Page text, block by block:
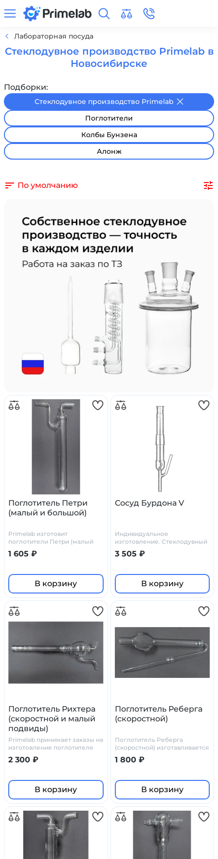
Лабораторная посуда
Стеклодувное производство Primelab в
Новосибирске
Подборки:
Стеклодувное производство Primelab
Поглотители
Колбы Бунзена
Алонж
По умолчанию
Поглотитель Петри
(малый и большой)
Primelab изготовит
поглотители Петри (малый
или большой) по
индивидуальному заказу, по
1 605 ₽
В корзину
Сосуд Бурдона V
Индивидуальное
изготовление. Стеклодувный
цех Primelab
3 505 ₽
В корзину
Поглотитель Рихтера
(скоростной и малый
подвиды)
Primelab принимает заказы на
изготовление поглотителя
Рихтера по нашим чертежам,
или по ТЗ и чертежам
2 300 ₽
В корзину
Поглотитель Реберга
(скоростной)
Поглотитель Реберга
(скоростной) изготавливается
в Primelab по стандартным
чертежам или по чертежам
1 800 ₽
В корзину